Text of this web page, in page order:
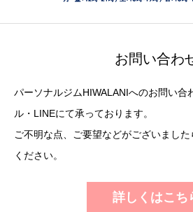
お問い合わ
パーソナルジムHIWALANIへのお問い合
ル・LINEにて承っております。
ご不明な点、ご要望などがございまし
ください。
詳しくはこち